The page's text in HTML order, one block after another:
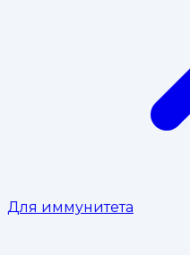
Для иммунитета